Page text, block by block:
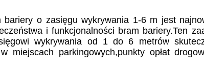
o zasięgu wykrywania 1-6 m jest
i funkcjonalności bram bariery.Ten
wykrywania od 1 do 6 metrów
parkingowych,punkty opłat